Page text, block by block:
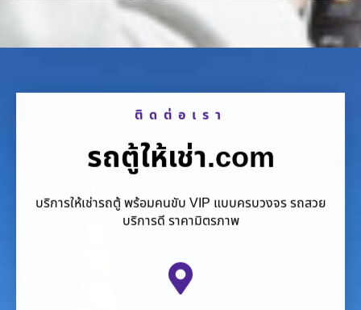
ติดต่อเรา
รถตู้ให้เช่า.com
บริการให้เช่ารถตู้ พร้อมคนขับ VIP แบบครบวงจร รถสวย
บริการดี ราคามิตรภาพ